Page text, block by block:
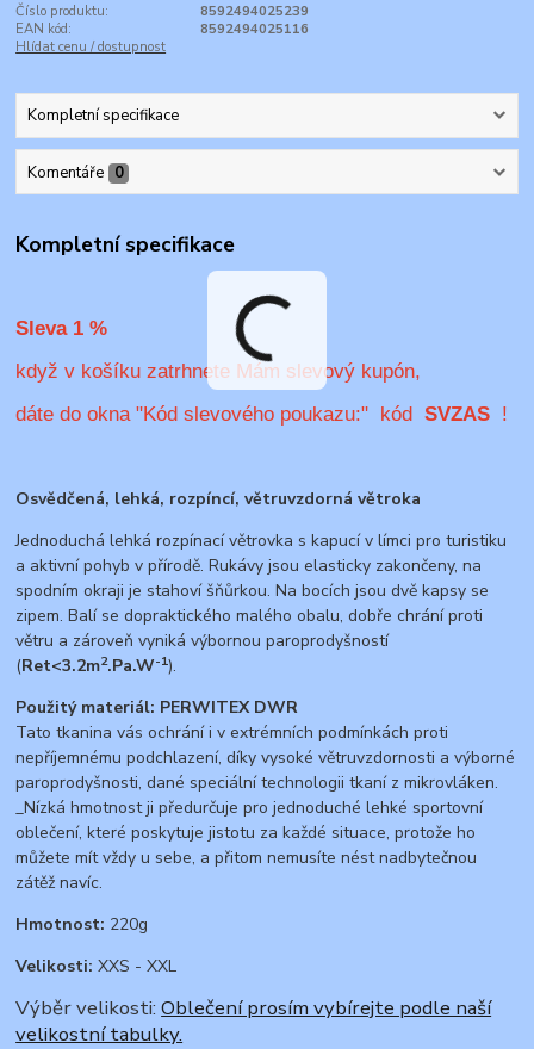
Číslo produktu:
8592494025239
EAN kód:
8592494025116
Hlídat cenu / dostupnost
Kompletní specifikace
Komentáře 0
Kompletní specifikace
Sleva 1 %
když v košíku zatrhnete Mám slevový kupón,
dáte do okna "Kód slevového poukazu:" kódSVZAS !
Osvědčená, lehká, rozpíncí, větruvzdorná větroka
Jednoduchá lehká rozpínací větrovka s kapucí v límci pro turistiku
a aktivní pohyb v přírodě. Rukávy jsou elasticky zakončeny, na
spodním okraji je stahoví šňůrkou. Na bocích jsou dvě kapsy se
zipem. Balí se dopraktického malého obalu, dobře chrání proti
větru a zároveň vyniká výbornou paroprodyšností
(Ret<3.2m2.Pa.W-1).
Použitý materiál: PERWITEX DWR
Tato tkanina vás ochrání i v extrémních podmínkách proti
nepříjemnému podchlazení, díky vysoké větruvzdornosti a výborné
paroprodyšnosti, dané speciální technologii tkaní z mikrovláken.
_Nízká hmotnost ji předurčuje pro jednoduché lehké sportovní
oblečení, které poskytuje jistotu za každé situace, protože ho
můžete mít vždy u sebe, a přitom nemusíte nést nadbytečnou
zátěž navíc.
Hmotnost: 220g
Velikosti: XXS - XXL
Výběr velikosti:Oblečení prosím vybírejte podle naší
velikostní tabulky.